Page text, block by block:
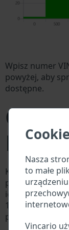
Nasza
to małe
Vincario
Wpisz numer
powyżej, aby
dostępne.
Co to
Każdy
pojazdowi
17 cyfr i składa
podstawowe